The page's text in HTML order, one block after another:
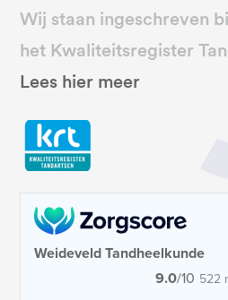
Wij staan ingeschreven
het Kwaliteitsregister
Lees hier meer
Weideveld Tandheelkunde
9.0/10 522